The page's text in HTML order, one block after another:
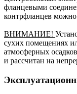
фланцевыми
контрфланцев можно
ВНИМАНИЕ!
сухих помещениях
атмосферных
и рассчитан на